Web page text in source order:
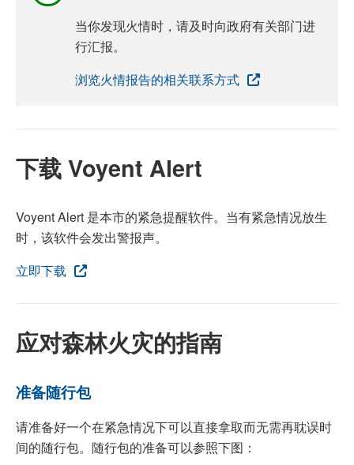
当你发现火情时，请及时向政府有关部门进
行汇报。
浏览火情报告的相关联系方式
下载 Voyent Alert
Voyent Alert 是本市的紧急提醒软件。当有紧急情况放生
时，该软件会发出警报声。
立即下载
应对森林火灾的指南
准备随行包
请准备好一个在紧急情况下可以直接拿取而无需再耽误时
间的随行包。随行包的准备可以参照下图：